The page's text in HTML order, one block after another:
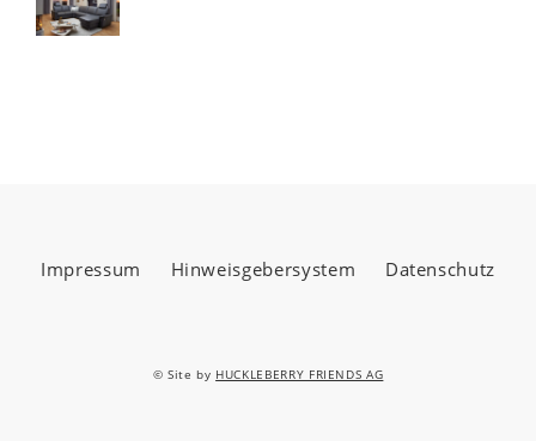
Impressum Hinweisgebersystem Datenschutz
© Site by HUCKLEBERRY FRIENDS AG